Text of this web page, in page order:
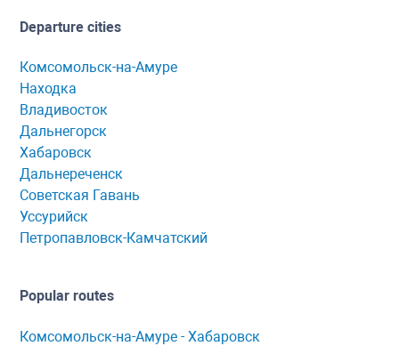
Departure cities
Комсомольск-на-Амуре
Находка
Владивосток
Дальнегорск
Хабаровск
Дальнереченск
Советская Гавань
Уссурийск
Петропавловск-Камчатский
Popular routes
Комсомольск-нa-Амуре - Хaбaровск